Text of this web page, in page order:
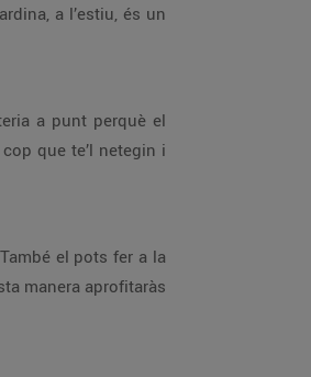
a l’estiu, és un
a punt perquè el
que te’l netegin i
el pots fer a la
manera aprofitaràs